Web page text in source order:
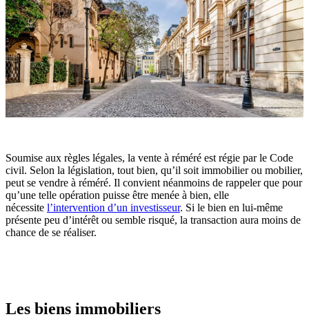
Soumise aux règles légales, la vente à réméré est régie par le Code
civil. Selon la législation, tout bien, qu’il soit immobilier ou mobilier,
peut se vendre à réméré. Il convient néanmoins de rappeler que pour
qu’une telle opération puisse être menée à bien, elle
nécessite l’intervention d’un investisseur. Si le bien en lui-même
présente peu d’intérêt ou semble risqué, la transaction aura moins de
chance de se réaliser.
Les biens immobiliers